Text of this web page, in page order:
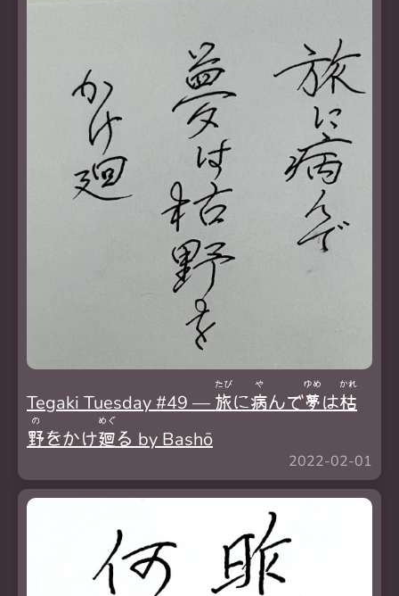
Tegaki Tuesday #49 — 旅
たび
に病
や
んで夢
ゆめ
は枯
かれ
野
の
をかけ廻
めぐ
る by Bashō
2022-02-01